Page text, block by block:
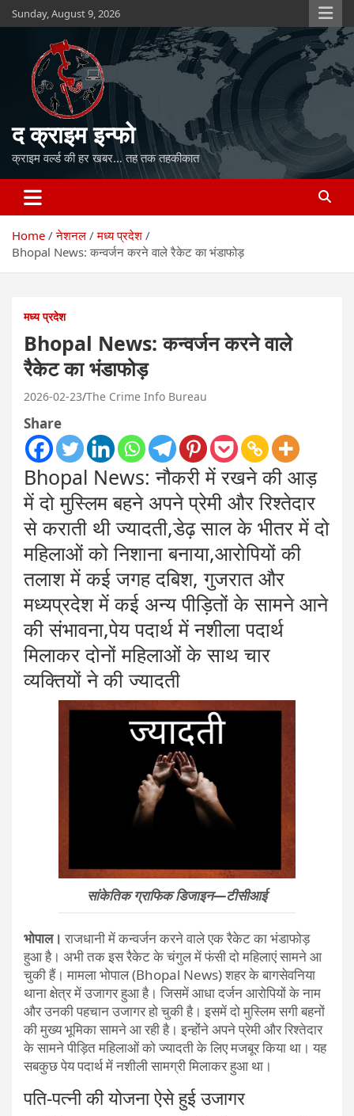
Skip
to
Sunday, August 9, 2026
द क्राइम इन्फो
क्राइम वर्ल्ड की हर खबर… तह तक तहकीकात
Home नेशनल
मध्य प्रदेश
Bhopal News: कन्वर्जन करने वाले रैकेट का भंडाफोड़
मध्य प्रदेश
Bhopal News: कन्वर्जन करने वाले
रैकेट का भंडाफोड़
2026-02-23 The Crime Info Bureau
Share
Bhopal News: नौकरी में रखने की आड़
में दो मुस्लिम बहने अपने प्रेमी और रिश्तेदार
से कराती थी ज्यादती,डेढ़ साल के भीतर में दो
महिलाओं को निशाना बनाया,आरोपियों की
तलाश में कई जगह दबिश, गुजरात और
मध्यप्रदेश में कई अन्य पीड़ितों के सामने आने
की संभावना,पेय पदार्थ में नशीला पदार्थ
मिलाकर दोनों महिलाओं के साथ चार
व्यक्तियों ने की ज्यादती
सांकेतिक ग्राफिक डिजाइन—टीसीआई
भोपाल। राजधानी में कन्वर्जन करने वाले एक रैकेट का भंडाफोड़
हुआ है। अभी तक इस रैकेट के चंगुल में फंसी दो महिलाएं सामने आ
चुकी हैं। मामला भोपाल (Bhopal News) शहर के बागसेवनिया
थाना क्षेत्र में उजागर हुआ है। जिसमें आधा दर्जन आरोपियों के नाम
और उनकी पहचान उजागर हो चुकी है। इसमें दो मुस्लिम सगी बहनों
की मुख्य भूमिका सामने आ रही है। इन्होंंने अपने प्रेमी और रिश्तेदार
के सामने पीड़ित महिलाओं को ज्यादती के लिए मजबूर किया था। यह
सबकुछ पेय पदार्थ में नशीली सामग्री मिलाकर हुआ था।
पति-पत्नी की योजना ऐसे हुई उजागर